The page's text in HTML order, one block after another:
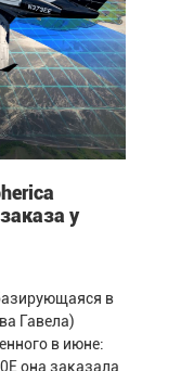
у
в
Гавела)
в июне:
она заказала